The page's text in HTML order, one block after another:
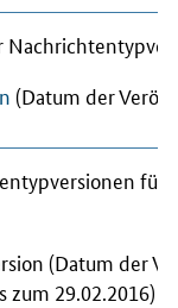
(Datum der
für
(Datum der
zum 29.02.2016)